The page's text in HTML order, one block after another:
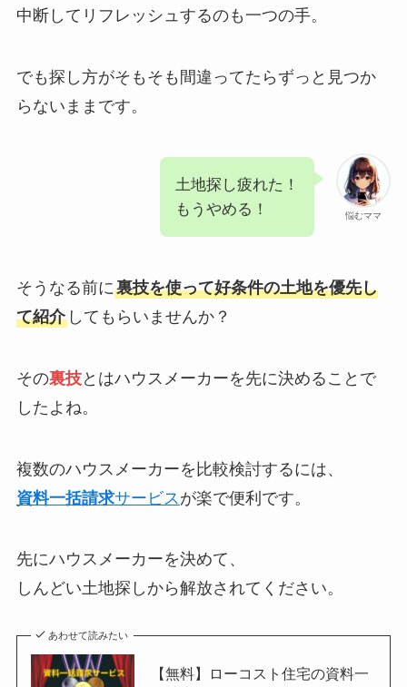
中断してリフレッシュするのも一つの手。
でも探し方がそもそも間違ってたらずっと見つか
らないままです。
悩むママ
土地探し疲れた！
もうやめる！
そうなる前に裏技を使って好条件の土地を優先し
て紹介してもらいませんか？
その裏技とはハウスメーカーを先に決めることで
したよね。
複数のハウスメーカーを比較検討するには、
資料一括請求サービス が楽で便利です。
先にハウスメーカーを決めて、
しんどい土地探しから解放されてください。
あわせて読みたい
【無料】ローコスト住宅の資料一